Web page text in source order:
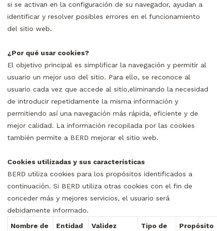
si se activan en la configuración de su navegador, ayudan a
identificar y resolver posibles errores en el funcionamiento
del sitio web.
¿Por qué usar cookies?
El objetivo principal es simplificar la navegación y permitir al
usuario un mejor uso del sitio. Para ello, se reconoce al
usuario cada vez que accede al sitio,eliminando la necesidad
de introducir repetidamente la misma información y
permitiendo así una navegación más rápida, eficiente y de
mejor calidad. La información recopilada por las cookies
también permite a BERD mejorar el sitio web.
Cookies utilizadas y sus características
BERD utiliza cookies para los propósitos identificados a
continuación. Si BERD utiliza otras cookies con el fin de
conceder más y mejores servicios, el usuario será
debidamente informado.
Nombre de
Entidad Validez
Tipo de
Propósito